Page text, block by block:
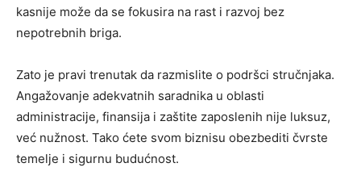
kasnije može da se fokusira na rast i razvoj bez
nepotrebnih briga.
Zato je pravi trenutak da razmislite o podršci stručnjaka.
Angažovanje adekvatnih saradnika u oblasti
administracije, finansija i zaštite zaposlenih nije luksuz,
već nužnost. Tako ćete svom biznisu obezbediti čvrste
temelje i sigurnu budućnost.